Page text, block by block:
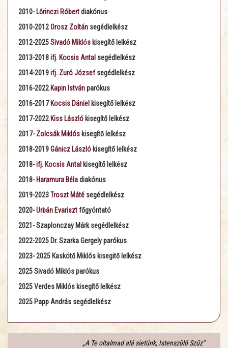
2010- Lőrinczi Róbertdiakónus
2010-2012Orosz Zoltán segédlelkész
2012-2025Sivadó Miklós kisegítő lelkész
2013-2018ifj. Kocsis Antal segédlelkész
2014-2019ifj. Zuró Józsefsegédlelkész
2016-2022 Kapin Istvánparókus
2016-2017 Kocsis Dániel kisegítő lelkész
2017-2022 Kiss László kisegítő lelkész
2017-Zolcsák Miklós kisegítő lelkész
2018-2019Gánicz László kisegítő lelkész
2018-ifj. Kocsis Antal kisegítő lelkész
2018- Haramura Béladiakónus
2019-2023Troszt Máté segédlelkész
2020-Urbán Evarisztfőgyóntató
2021- Szaplonczay Márk segédlelkész
2022-2025 Dr. Szarka Gergely parókus
2023- 2025 Kaskötő Miklós kisegitő lelkész
2025 Sivadó Miklós parókus
2025 Verdes Miklós kisegítő lelkész
2025 Papp András segédlelkész
„A Te oltalmad alá sietünk, Istenszülő Szűz”